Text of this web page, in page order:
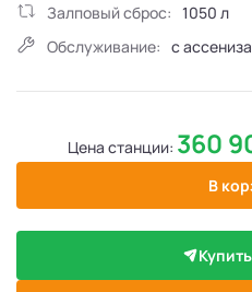
Залповый сброс: 1050 л
Обслуживание: с
Цена станции: 360
В